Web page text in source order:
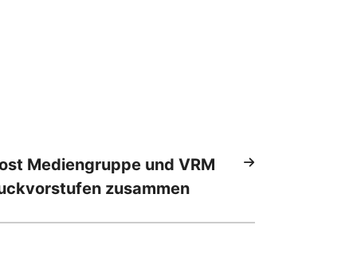
Mediengruppe und VRM
zusammen